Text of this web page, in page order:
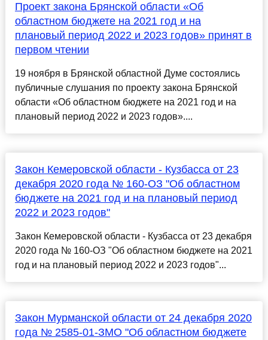
Проект закона Брянской области «Об
областном бюджете на 2021 год и на
плановый период 2022 и 2023 годов» принят в
первом чтении
19 ноября в Брянской областной Думе состоялись
публичные слушания по проекту закона Брянской
области «Об областном бюджете на 2021 год и на
плановый период 2022 и 2023 годов»....
Закон Кемеровской области - Кузбасса от 23
декабря 2020 года № 160-ОЗ "Об областном
бюджете на 2021 год и на плановый период
2022 и 2023 годов"
Закон Кемеровской области - Кузбасса от 23 декабря
2020 года № 160-ОЗ "Об областном бюджете на 2021
год и на плановый период 2022 и 2023 годов"...
Закон Мурманской области от 24 декабря 2020
года № 2585-01-ЗМО "Об областном бюджете